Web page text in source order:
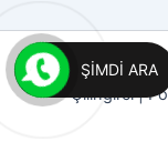
Copyright © 2026
Çilingirci |
ŞIMDI ARA